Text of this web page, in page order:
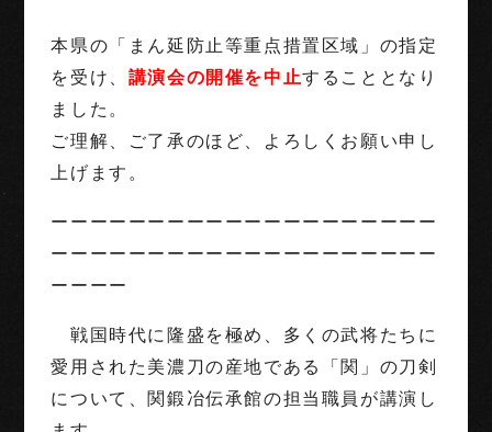
1階映像展示予約
English
本県の「まん延防止等重点措置区域」の指定
を受け、 講演会の開催を中止することとなり
ました。
ご理解、ご了承のほど、よろしくお願い申し
上げます。
ーーーーーーーーーーーーーーーーーーーー
ーーーーーーーーーーーーーーーーーーーー
ーーーー
戦国時代に隆盛を極め、多くの武将たちに
愛用された美濃刀の産地である「関」の刀剣
について、関鍛冶伝承館の担当職員が講演し